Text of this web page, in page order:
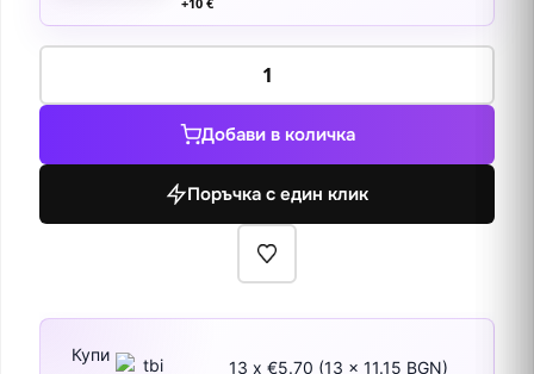
количество
Балконът
69
Добави в количка
Поръчка с един клик
Купи
13 x €5.70 (13 x 11.15 BGN)